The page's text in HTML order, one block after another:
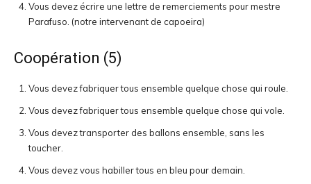
Vous devez écrire une lettre de remerciements pour mestre
Parafuso. (notre intervenant de capoeira)
Coopération (5)
Vous devez fabriquer tous ensemble quelque chose qui roule.
Vous devez fabriquer tous ensemble quelque chose qui vole.
Vous devez transporter des ballons ensemble, sans les
toucher.
Vous devez vous habiller tous en bleu pour demain.